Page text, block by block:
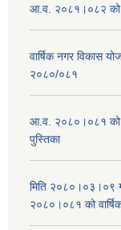
आ.व. २०८१।०८२ को
वार्षिक नगर विकास
२०८०/०८१
आ.व. २०८०।०८१ को
पुस्तिका
मिति २०८०।०३।०९
२०८०।०८१ को